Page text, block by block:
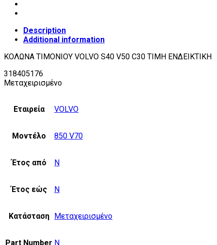
Description
Additional information
ΚΟΛΩΝΑ ΤΙΜΟΝΙΟΥ VOLVO S40 V50 C30 ΤΙΜΗ ΕΝΔΕΙΚΤΙΚΗ
318405176
Μεταχειρισμένο
Εταιρεία VOLVO
Μοντέλο 850 V70
Έτος από N
Έτος εώς N
Κατάσταση Μεταχειρισμένο
Part Number N